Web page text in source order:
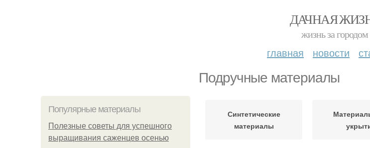
ДАЧНАЯ
жизнь за городом
главная новости
Подручные материалы
Популярные материалы
Полезные советы для успешного
выращивания саженцев осенью
Синтетические
материалы